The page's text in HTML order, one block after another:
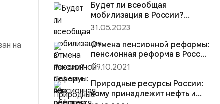
на
Будет ли всеобщая
мобилизация в России?
Почему она обернется
избежать?
31.05.2023
Отмена пенсионной реформы:
пенсионная реформа в России
— хорошие новости
09.10.2021
Природные ресурсы России:
кому принадлежит нефть и